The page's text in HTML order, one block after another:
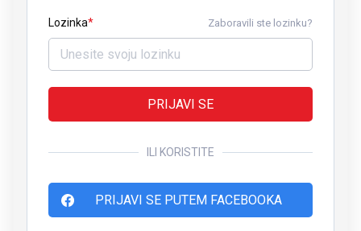
Lozinka Zaboravili ste lozinku?
PRIJAVI SE
ILI KORISTITE
PRIJAVI SE PUTEM FACEBOOKA